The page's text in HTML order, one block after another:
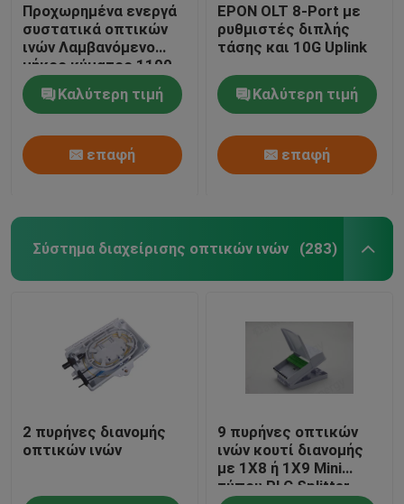
Προχωρημένα ενεργά
συστατικά οπτικών
ινών Λαμβανόμενο
μήκος κύματος 1100-
1600nm 1550nm
CTB≥65dB Μέσα στην
ζώνη επίπεδα ±1dB
47-1006 MHz
Καλύτερη τιμή
επαφή
EPON OLT 8-Port με
ρυθμιστές διπλής
τάσης και 10G Uplink
Καλύτερη τιμή
επαφή
Σύστημα διαχείρισης οπτικών ινών (283)
2 πυρήνες διανομής
οπτικών ινών
9 πυρήνες οπτικών
ινών κουτί διανομής
με 1X8 ή 1X9 Mini
τύπου PLC Splitter